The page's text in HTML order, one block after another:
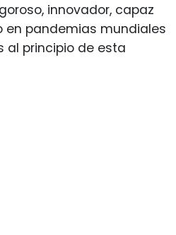
innovador, capaz
en pandemias mundiales
al principio de esta